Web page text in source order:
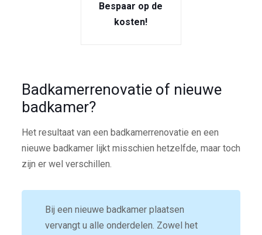
Bespaar op de
kosten!
Badkamerrenovatie of nieuwe
badkamer?
Het resultaat van een badkamerrenovatie en een
nieuwe badkamer lijkt misschien hetzelfde, maar toch
zijn er wel verschillen.
Bij een nieuwe badkamer plaatsen
vervangt u alle onderdelen. Zowel het